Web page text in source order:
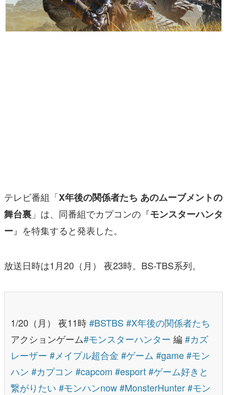
特集記事
マンガ
テレビ番組「X年後の関係者たち あのムーブメントの
舞台裏 」は、同番組でカプコンの『モンスターハンタ
ー』を特集すると発表した。
放送日時は1月20（月） 夜23時。BS-TBS系列。
1/20（月） 夜11時#BSTBS #X年後の関係者たち
アクションゲーム#モンスターハンター 編 #カズ
レーザー #メイプル超合金 #ゲーム #game#モン
ハン #カプコン #capcom #esport#ゲーム好きと
繋がりたい #モンハンnow#MonsterHunter#モン